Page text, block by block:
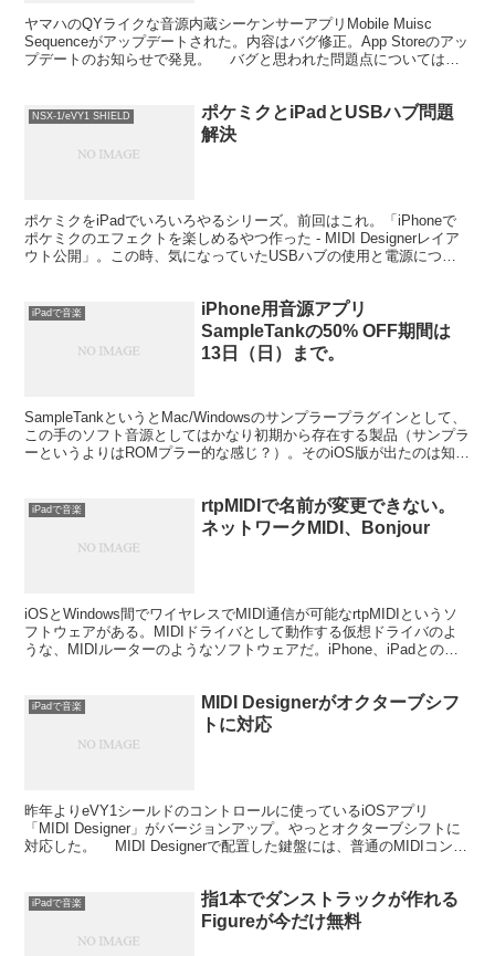
ヤマハのQYライクな音源内蔵シーケンサーアプリMobile Muisc
Sequenceがアップデートされた。内容はバグ修正。App Storeのアッ
プデートのお知らせで発見。 バグと思われた問題点については、
NSX-1/eVY1 SHIELD
ポケミクとiPadとUSBハブ問題
解決
ポケミクをiPadでいろいろやるシリーズ。前回はこれ。「iPhoneで
ポケミクのエフェクトを楽しめるやつ作った - MIDI Designerレイア
ウト公開」。この時、気になっていたUSBハブの使用と電源につい
iPadで音楽
iPhone用音源アプリ
SampleTankの50% OFF期間は
13日（日）まで。
SampleTankというとMac/Windowsのサンプラープラグインとして、
この手のソフト音源としてはかなり初期から存在する製品（サンプラ
ーというよりはROMプラー的な感じ？）。そのiOS版が出たのは知っ
iPadで音楽
rtpMIDIで名前が変更できない。
ネットワークMIDI、Bonjour
iOSとWindows間でワイヤレスでMIDI通信が可能なrtpMIDIというソ
フトウェアがある。MIDIドライバとして動作する仮想ドライバのよ
うな、MIDIルーターのようなソフトウェアだ。iPhone、iPadとの
iPadで音楽
MIDI Designerがオクターブシフ
トに対応
昨年よりeVY1シールドのコントロールに使っているiOSアプリ
「MIDI Designer」がバージョンアップ。やっとオクターブシフトに
対応した。 MIDI Designerで配置した鍵盤には、普通のMIDIコント
iPadで音楽
指1本でダンストラックが作れる
Figureが今だけ無料